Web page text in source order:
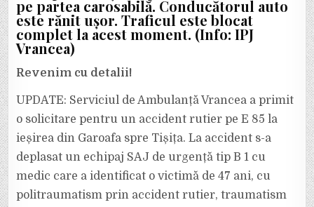
–
pe partea carosabilă. Conducătorul auto
este rănit ușor. Traficul este blocat
complet la acest moment. (Info: IPJ
Vrancea)
Revenim cu detalii!
UPDATE: Serviciul de Ambulanță Vrancea a primit
o solicitare pentru un accident rutier pe E 85 la
ieșirea din Garoafa spre Tișița. La accident s-a
deplasat un echipaj SAJ de urgență tip B 1 cu
medic care a identificat o victimă de 47 ani, cu
politraumatism prin accident rutier, traumatism